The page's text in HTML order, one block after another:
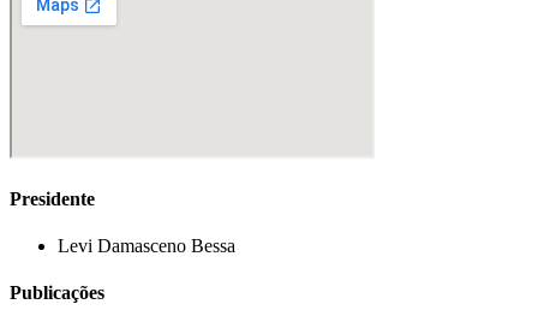
Presidente
Levi Damasceno Bessa
Publicações